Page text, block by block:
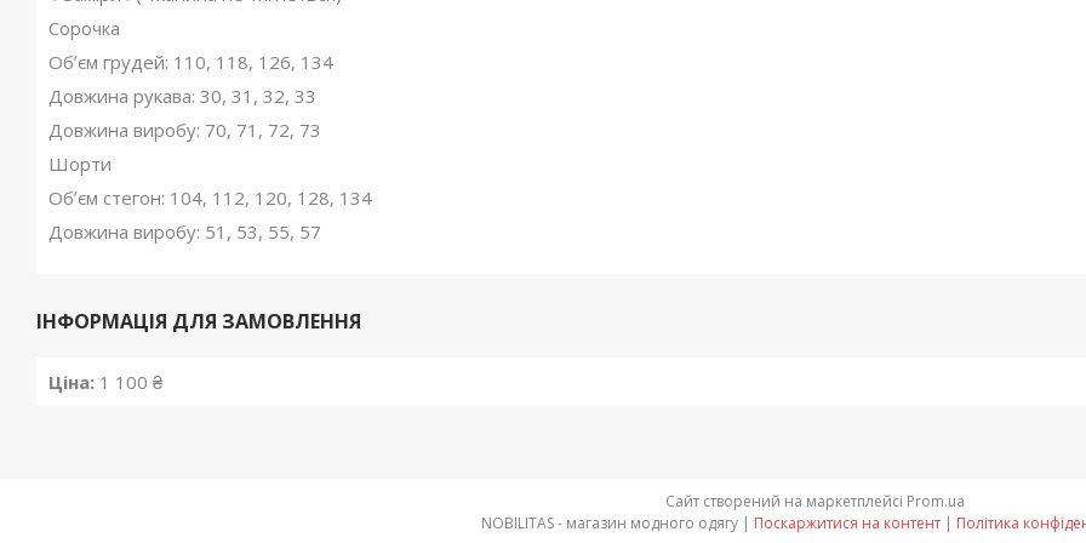
Сорочка
Обʼєм грудей: 110, 118, 126, 134
Довжина рукава: 30, 31, 32, 33
Довжина виробу: 70, 71, 72, 73
Шорти
Обʼєм стегон: 104, 112, 120, 128, 134
Довжина виробу: 51, 53, 55, 57
ІНФОРМАЦІЯ ДЛЯ ЗАМОВЛЕННЯ
Ціна: 1 100 ₴
Сайт створений на маркетплейсі Prom.ua
Поскаржитися на контент Політика